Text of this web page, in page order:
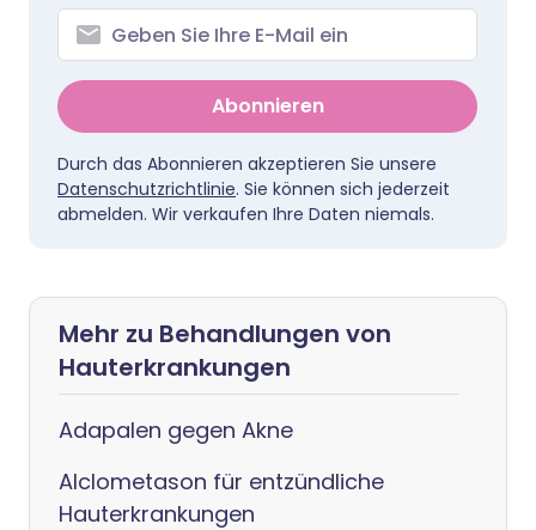
Abonnieren
Durch das Abonnieren akzeptieren Sie unsere
Datenschutzrichtlinie. Sie können sich jederzeit
abmelden. Wir verkaufen Ihre Daten niemals.
Mehr zu Behandlungen von
Hauterkrankungen
Adapalen gegen Akne
Alclometason für entzündliche
Hauterkrankungen